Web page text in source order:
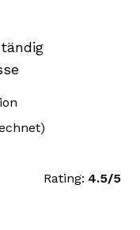
Rating: 4.5/5